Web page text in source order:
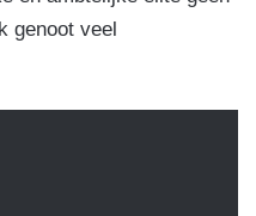
genoot veel